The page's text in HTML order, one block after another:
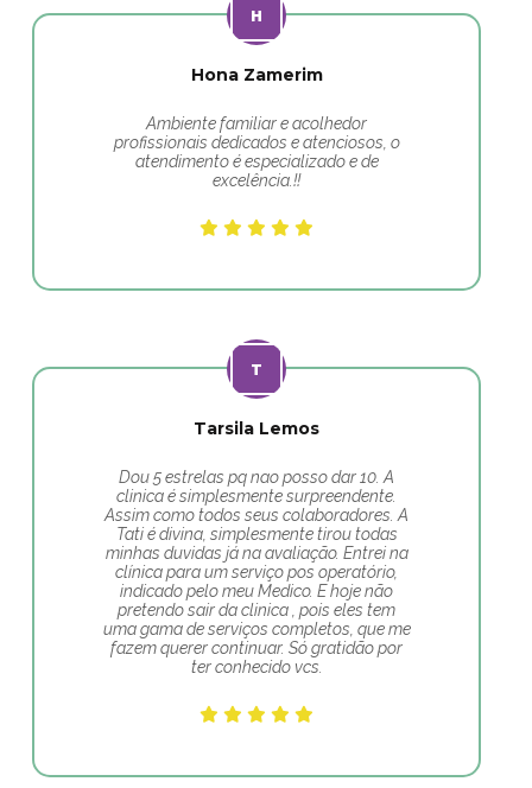
Hona Zamerim
Ambiente familiar e acolhedor
profissionais dedicados e atenciosos, o
atendimento é especializado e de
excelência.!!
Tarsila Lemos
Dou 5 estrelas pq nao posso dar 10. A
clinica é simplesmente surpreendente.
Assim como todos seus colaboradores. A
Tati é divina, simplesmente tirou todas
minhas duvidas já na avaliação. Entrei na
clínica para um serviço pos operatório,
indicado pelo meu Medico. E hoje não
pretendo sair da clinica , pois eles tem
uma gama de serviços completos, que me
fazem querer continuar. Só gratidão por
ter conhecido vcs.